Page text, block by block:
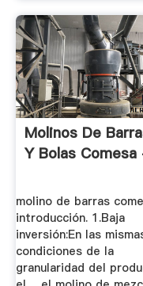
Molinos De
Y Bolas
molino de barras
introducción. 1.Baja
inversión:En las
condiciones de la
granularidad del